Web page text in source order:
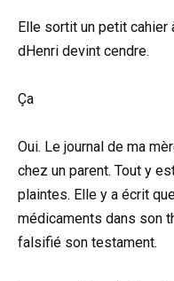
Elle sortit un petit cahier
dHenri devint cendre.
Ça
Oui. Le journal de ma
chez un parent. Tout y
plaintes. Elle y a écrit
médicaments dans son
falsifié son testament.